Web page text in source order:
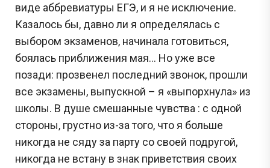
виде аббревиатуры ЕГЭ, и я не исключение.
Казалось бы, давно ли я определялась с
выбором экзаменов, начинала готовиться,
боялась приближения мая... Но уже все
позади: прозвенел последний звонок, прошли
все экзамены, выпускной – я «выпорхнула» из
школы. В душе смешанные чувства : с одной
стороны, грустно из-за того, что я больше
никогда не сяду за парту со своей подругой,
никогда не встану в знак приветствия своих